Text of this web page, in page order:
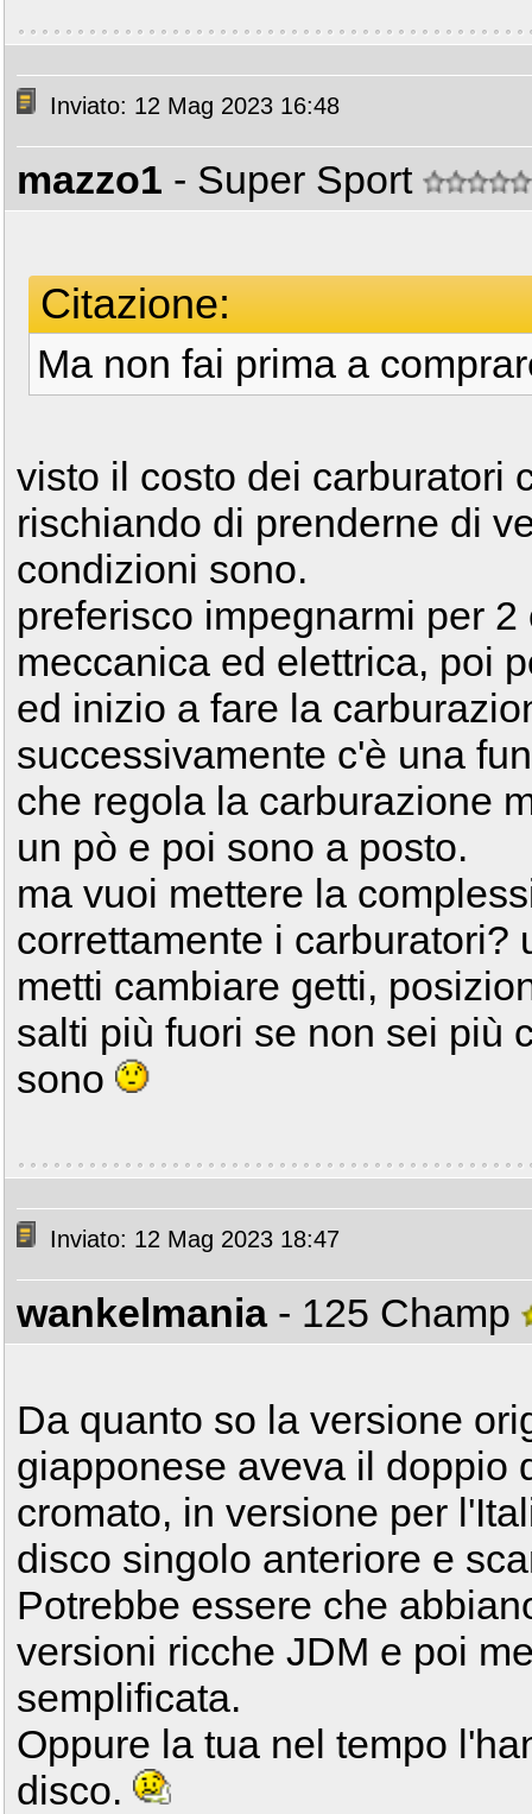
Inviato: 12 Mag 2023 16:48
mazzo1 - Super Sport
Citazione:
Ma non fai prima a
visto il costo dei carburatori
rischiando di prenderne di
condizioni sono.
preferisco impegnarmi per
meccanica ed elettrica, poi
ed inizio a fare la
successivamente c'è una
che regola la carburazione
un pò e poi sono a posto.
ma vuoi mettere la
correttamente i carburatori?
metti cambiare getti,
salti più fuori se non sei più
sono
Inviato: 12 Mag 2023 18:47
wankelmania - 125 Champ
Da quanto so la versione
giapponese aveva il doppio
cromato, in versione per
disco singolo anteriore e
Potrebbe essere che
versioni ricche JDM e poi
semplificata.
Oppure la tua nel tempo
disco.